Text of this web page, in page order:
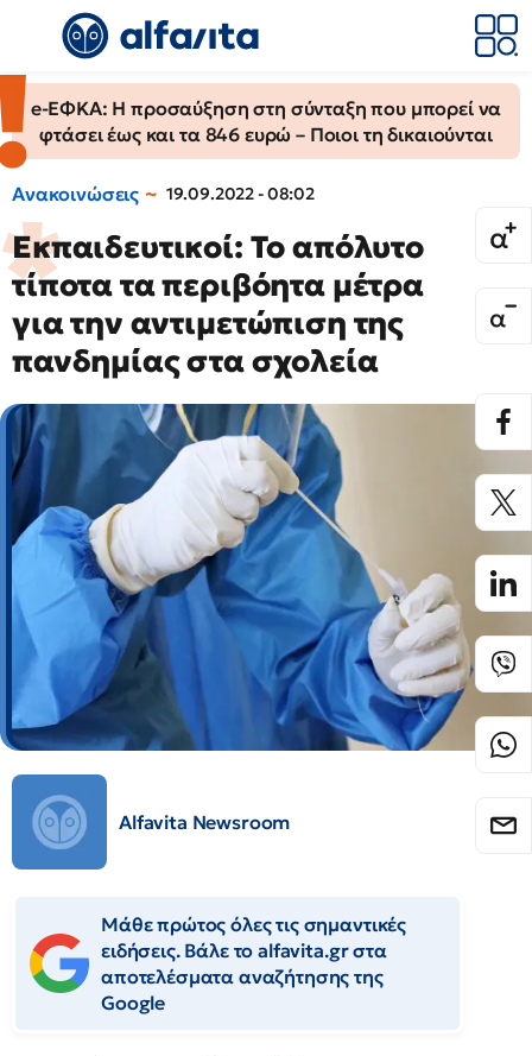
e-ΕΦΚΑ: Η προσαύξηση στη σύνταξη που μπορεί να
φτάσει έως και τα 846 ευρώ – Ποιοι τη δικαιούνται
Ανακοινώσεις 19.09.2022 - 08:02
Εκπαιδευτικοί: Το απόλυτο
τίποτα τα περιβόητα μέτρα
για την αντιμετώπιση της
πανδημίας στα σχολεία
Alfavita Newsroom
Μάθε πρώτος όλες τις σημαντικές
ειδήσεις. Βάλε το alfavita.gr στα
αποτελέσματα αναζήτησης της
Google